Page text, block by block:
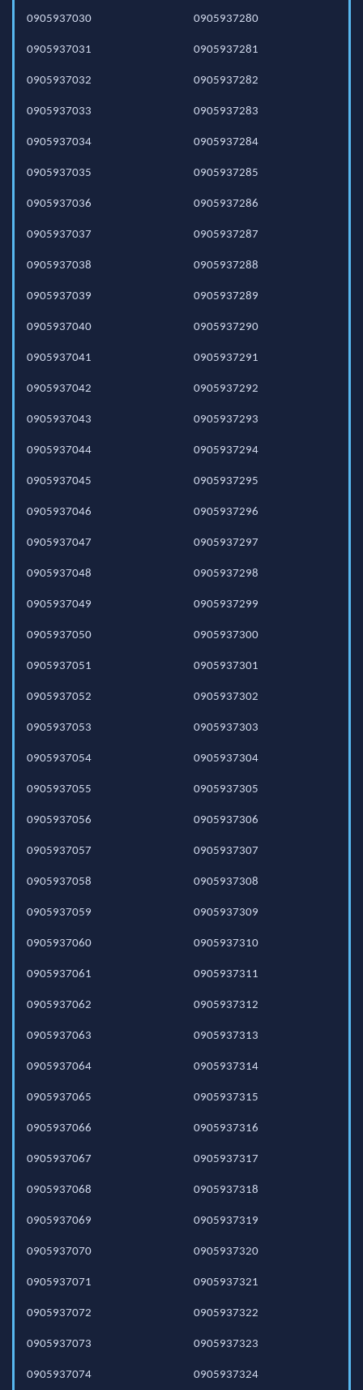
0905937030
0905937031
0905937032
0905937033
0905937034
0905937035
0905937036
0905937037
0905937038
0905937039
0905937040
0905937041
0905937042
0905937043
0905937044
0905937045
0905937046
0905937047
0905937048
0905937049
0905937050
0905937051
0905937052
0905937053
0905937054
0905937055
0905937056
0905937057
0905937058
0905937059
0905937060
0905937061
0905937062
0905937063
0905937064
0905937065
0905937066
0905937067
0905937068
0905937069
0905937070
0905937071
0905937072
0905937073
0905937074
0905937280
0905937281
0905937282
0905937283
0905937284
0905937285
0905937286
0905937287
0905937288
0905937289
0905937290
0905937291
0905937292
0905937293
0905937294
0905937295
0905937296
0905937297
0905937298
0905937299
0905937300
0905937301
0905937302
0905937303
0905937304
0905937305
0905937306
0905937307
0905937308
0905937309
0905937310
0905937311
0905937312
0905937313
0905937314
0905937315
0905937316
0905937317
0905937318
0905937319
0905937320
0905937321
0905937322
0905937323
0905937324